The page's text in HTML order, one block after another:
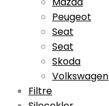
Peugeot
Seat
Seat
Skoda
Volkswagen
Filtre